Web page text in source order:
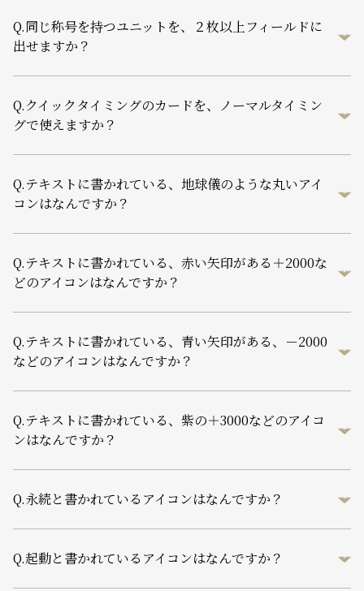
Q.同じ称号を持つユニットを、２枚以上フィールドに
出せますか？
Q.クイックタイミングのカードを、ノーマルタイミン
グで使えますか？
Q.テキストに書かれている、地球儀のような丸いアイ
コンはなんですか？
Q.テキストに書かれている、赤い矢印がある＋2000な
どのアイコンはなんですか？
Q.テキストに書かれている、青い矢印がある、－2000
などのアイコンはなんですか？
Q.テキストに書かれている、紫の＋3000などのアイコ
ンはなんですか？
Q.永続と書かれているアイコンはなんですか？
Q.起動と書かれているアイコンはなんですか？